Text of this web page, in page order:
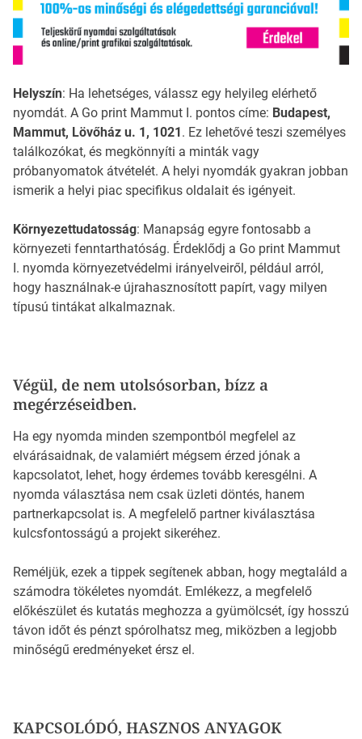
Helyszín: Ha lehetséges, válassz egy helyileg elérhető
nyomdát. A Go print Mammut I. pontos címe: Budapest,
Mammut, Lövőház u. 1, 1021. Ez lehetővé teszi személyes
találkozókat, és megkönnyíti a minták vagy
próbanyomatok átvételét. A helyi nyomdák gyakran jobban
ismerik a helyi piac specifikus oldalait és igényeit.
Környezettudatosság: Manapság egyre fontosabb a
környezeti fenntarthatóság. Érdeklődj a Go print Mammut
I. nyomda környezetvédelmi irányelveiről, például arról,
hogy használnak-e újrahasznosított papírt, vagy milyen
típusú tintákat alkalmaznak.
Végül, de nem utolsósorban, bízz a
megérzéseidben.
Ha egy nyomda minden szempontból megfelel az
elvárásaidnak, de valamiért mégsem érzed jónak a
kapcsolatot, lehet, hogy érdemes tovább keresgélni. A
nyomda választása nem csak üzleti döntés, hanem
partnerkapcsolat is. A megfelelő partner kiválasztása
kulcsfontosságú a projekt sikeréhez.
Reméljük, ezek a tippek segítenek abban, hogy megtaláld a
számodra tökéletes nyomdát. Emlékezz, a megfelelő
előkészület és kutatás meghozza a gyümölcsét, így hosszú
távon időt és pénzt spórolhatsz meg, miközben a legjobb
minőségű eredményeket érsz el.
KAPCSOLÓDÓ, HASZNOS ANYAGOK